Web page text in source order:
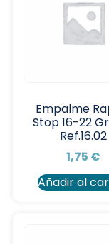
Empalme
Stop 16-22
Ref.16.02
1,75 €
Añadir al